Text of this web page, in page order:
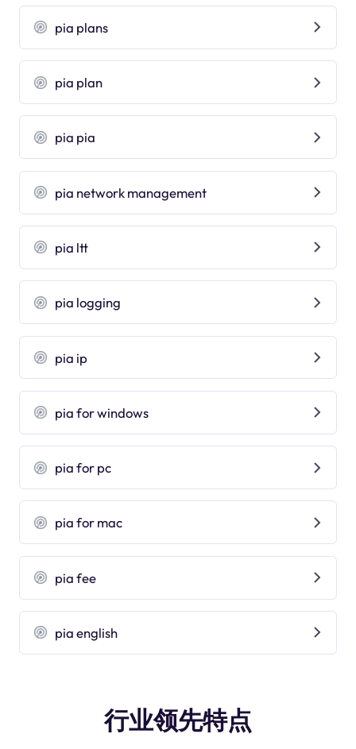
pia plans
pia plan
pia pia
pia network management
pia ltt
pia logging
pia ip
pia for windows
pia for pc
pia for mac
pia fee
pia english
行业领先特点